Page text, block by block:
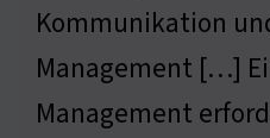
Kommunikation
Management […]
Management